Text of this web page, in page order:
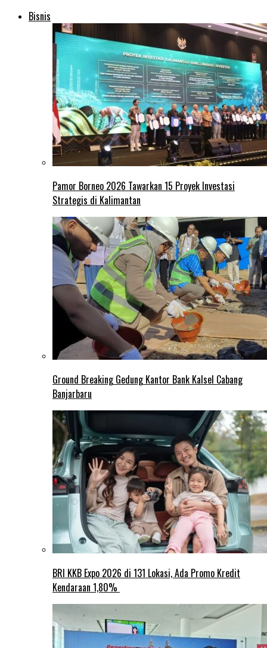
Bisnis
Pamor Borneo 2026 Tawarkan 15 Proyek Investasi
Strategis di Kalimantan
Ground Breaking Gedung Kantor Bank Kalsel Cabang
Banjarbaru
BRI KKB Expo 2026 di 131 Lokasi, Ada Promo Kredit
Kendaraan 1,80%